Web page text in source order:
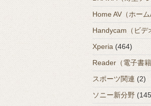
Home AV（ホーム
Handycam（ビデ
Xperia (464)
Reader（電子書籍
スポーツ関連 (2)
ソニー新分野